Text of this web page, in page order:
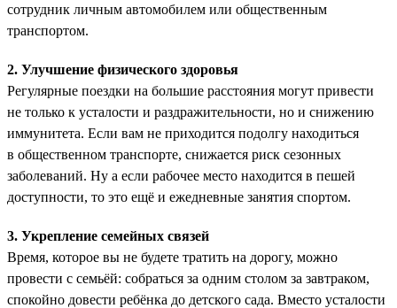
сотрудник личным автомобилем или общественным
транспортом.
2. Улучшение физического здоровья
Регулярные поездки на большие расстояния могут привести
не только к усталости и раздражительности, но и снижению
иммунитета. Если вам не приходится подолгу находиться
в общественном транспорте, снижается риск сезонных
заболеваний. Ну а если рабочее место находится в пешей
доступности, то это ещё и ежедневные занятия спортом.
3. Укрепление семейных связей
Время, которое вы не будете тратить на дорогу, можно
провести с семьёй: собраться за одним столом за завтраком,
спокойно довести ребёнка до детского сада. Вместо усталости